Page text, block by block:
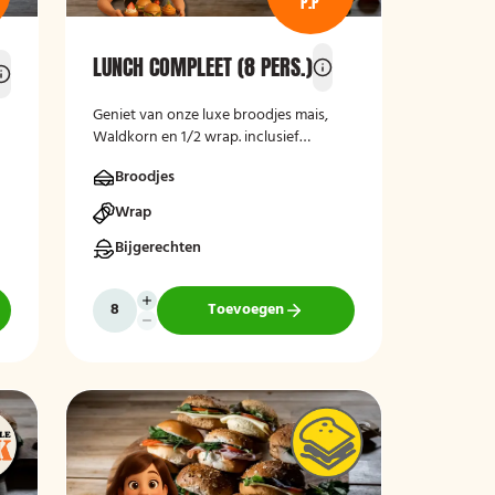
LUNCH COMPLEET (8 PERS.)
Geniet van onze luxe broodjes mais,
Waldkorn en 1/2 wrap. inclusief
vers bereid en bezorgd op je thuisadres
of op kantoor. Smakelijk!
Broodjes
Wrap
Bijgerechten
Toevoegen